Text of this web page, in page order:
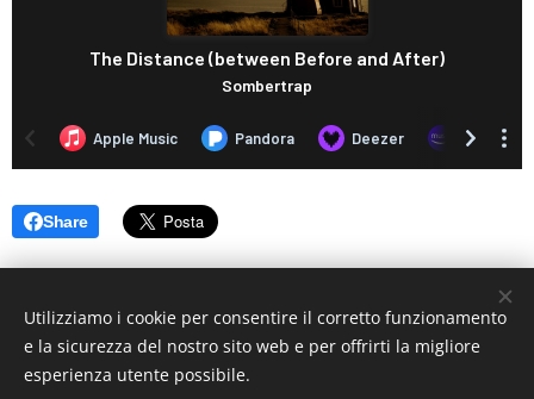
Share
© 2019 www.artistionline.tv
Utilizziamo i cookie per consentire il corretto funzionamento
e la sicurezza del nostro sito web e per offrirti la migliore
esperienza utente possibile.